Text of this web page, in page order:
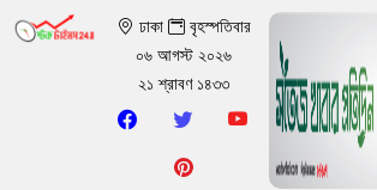
ঢাকা
বৃহস্পতিবার
০৬ আগস্ট ২০২৬
২১ শ্রাবণ ১৪৩৩